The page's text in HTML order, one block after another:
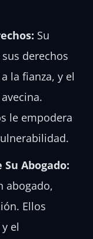
Su
derechos
la fianza, y el
le empodera
Su Abogado:
abogado,
Ellos
el